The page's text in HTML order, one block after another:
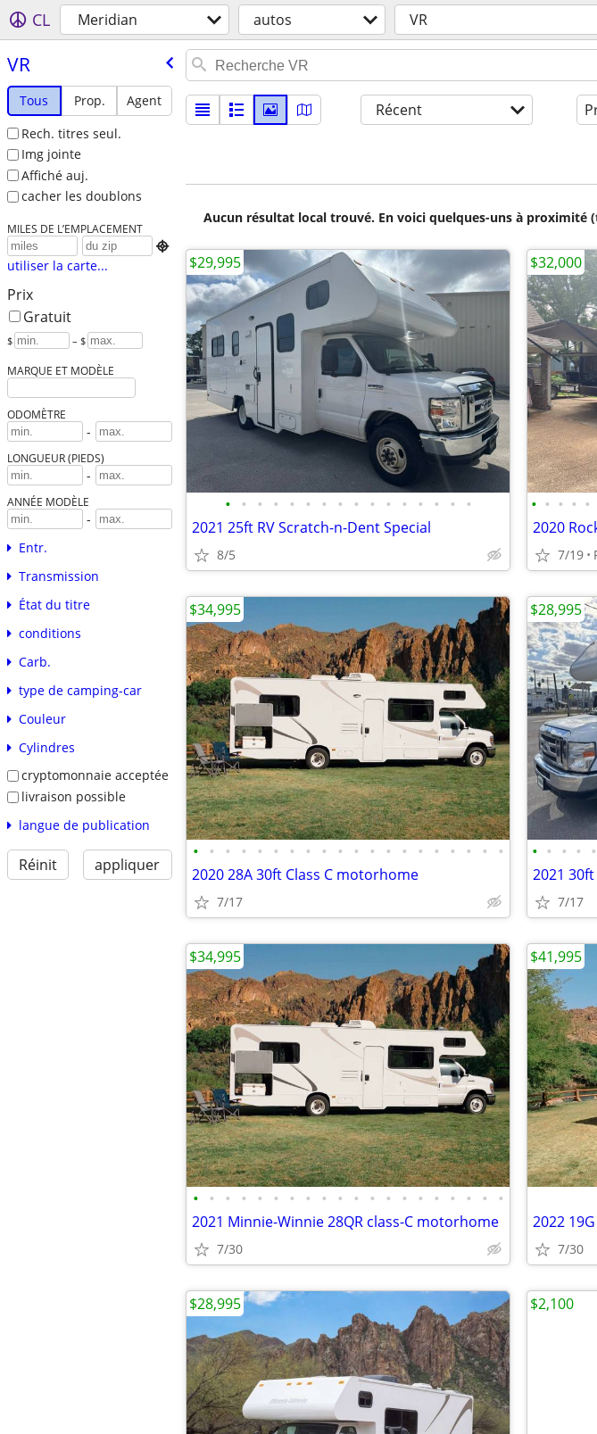
CL Meridian autos VR
VR
Tous Prop.
Agent
Rech. titres seul.
Img jointe
Affiché auj.
cacher les doublons
MILES DE L’EMPLACEMENT

utiliser la carte...
Prix
Gratuit
$ – $
MARQUE ET MODÈLE
ODOMÈTRE
-
LONGUEUR (PIEDS)
-
ANNÉE MODÈLE
-
Entr.
Transmission
État du titre
conditions
Carb.
type de camping-car
Couleur
Cylindres
cryptomonnaie acceptée
livraison possible
langue de publication
Réinit appliquer
Récent
Aucun résultat local trouvé. En voici quelques-uns à proximité
• • • • • • • • • • • • • • • •
2021 25ft RV Scratch-n-Dent Special
8/5
$29,995
• • • • •
2020
7/19
$32,000
• • • • • • • • • • • • • • • • • • • •
2020 28A 30ft Class C motorhome
7/17
$34,995
• • • • •
7/17
$28,995
• • • • • • • • • • • • • • • • • • • •
2021 Minnie-Winnie 28QR class-C motorhome
7/30
$34,995
2022
7/30
$41,995
$28,995 $2,100